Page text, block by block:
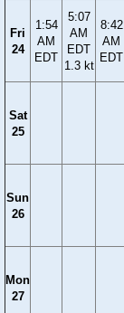
Fri
24
1:54
AM
EDT
5:07
AM
EDT
1.3 kt
8:42
AM
EDT
Sat
25
Sun
26
Mon
27